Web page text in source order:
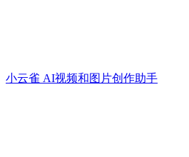
小云雀 AI视频和图片创作助手